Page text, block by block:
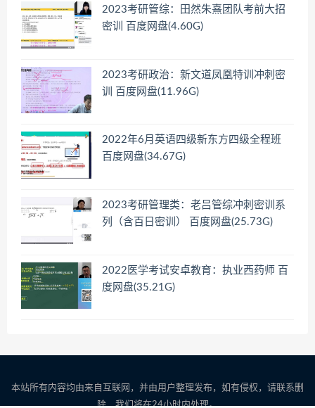
2023考研管综：田然朱熹团队考前大招
密训 百度网盘(4.60G)
2023考研政治：新文道凤凰特训冲刺密
训 百度网盘(11.96G)
2022年6月英语四级新东方四级全程班
百度网盘(34.67G)
2023考研管理类：老吕管综冲刺密训系
列（含百日密训） 百度网盘(25.73G)
2022医学考试安卓教育：执业西药师 百
度网盘(35.21G)
本站所有内容均由来自互联网，并由用户整理发布，如有侵权，请联系删
除，我们将在24小时内处理。